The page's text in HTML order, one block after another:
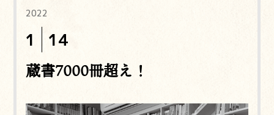
2022
1 14
蔵書7000冊超え！